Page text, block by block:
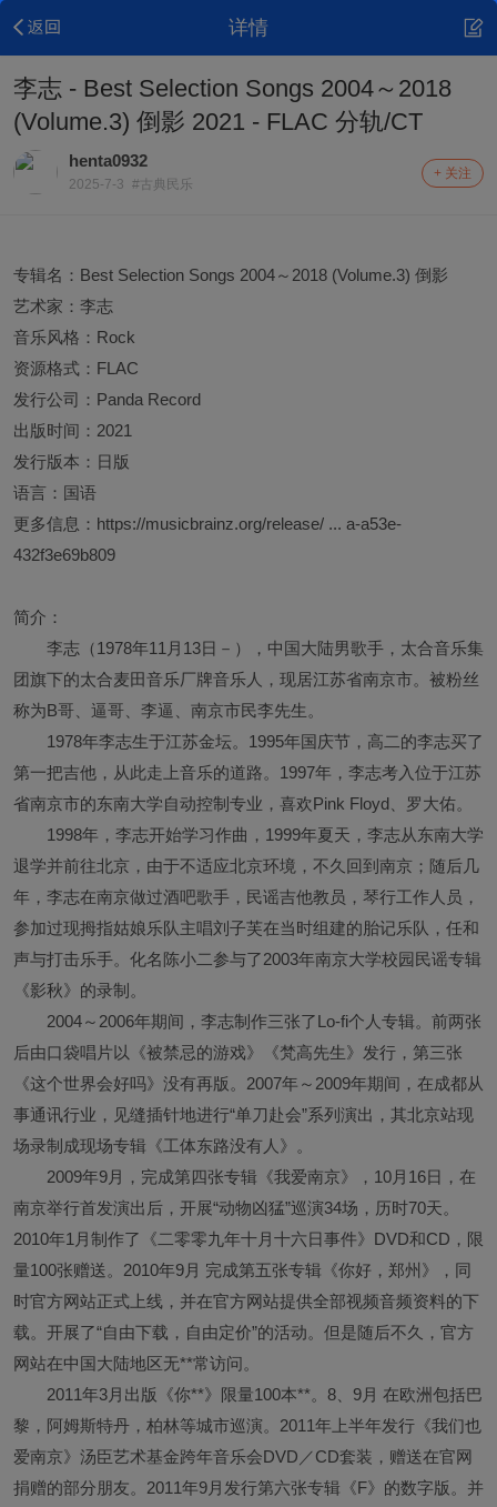
详情
李志 - Best Selection Songs 2004～2018
(Volume.3) 倒影 2021 - FLAC 分轨/CT
henta0932
2025-7-3 #古典民乐
+ 关注
专辑名：Best Selection Songs 2004～2018 (Volume.3) 倒影
艺术家：李志
音乐风格：Rock
资源格式：FLAC
发行公司：Panda Record
出版时间：2021
发行版本：日版
语言：国语
更多信息： https://musicbrainz.org/release/ ... a-a53e-
432f3e69b809
简介：
李志（1978年11月13日－），中国大陆男歌手，太合音乐集
团旗下的太合麦田音乐厂牌音乐人，现居江苏省南京市。被粉丝
称为B哥、逼哥、李逼、南京市民李先生。
1978年李志生于江苏金坛。1995年国庆节，高二的李志买了
第一把吉他，从此走上音乐的道路。1997年，李志考入位于江苏
省南京市的东南大学自动控制专业，喜欢Pink Floyd、罗大佑。
1998年，李志开始学习作曲，1999年夏天，李志从东南大学
退学并前往北京，由于不适应北京环境，不久回到南京；随后几
年，李志在南京做过酒吧歌手，民谣吉他教员，琴行工作人员，
参加过现拇指姑娘乐队主唱刘子芙在当时组建的胎记乐队，任和
声与打击乐手。化名陈小二参与了2003年南京大学校园民谣专辑
《影秋》的录制。
2004～2006年期间，李志制作三张了Lo-fi个人专辑。前两张
后由口袋唱片以《被禁忌的游戏》《梵高先生》发行，第三张
《这个世界会好吗》没有再版。2007年～2009年期间，在成都从
事通讯行业，见缝插针地进行“单刀赴会”系列演出，其北京站现
场录制成现场专辑《工体东路没有人》。
2009年9月，完成第四张专辑《我爱南京》，10月16日，在
南京举行首发演出后，开展“动物凶猛”巡演34场，历时70天。
2010年1月制作了《二零零九年十月十六日事件》DVD和CD，限
量100张赠送。2010年9月 完成第五张专辑《你好，郑州》，同
时官方网站正式上线，并在官方网站提供全部视频音频资料的下
载。开展了“自由下载，自由定价”的活动。但是随后不久，官方
网站在中国大陆地区无**常访问。
2011年3月出版《你**》限量100本**。8、9月 在欧洲包括巴
黎，阿姆斯特丹，柏林等城市巡演。2011年上半年发行《我们也
爱南京》汤臣艺术基金跨年音乐会DVD／CD套装，赠送在官网
捐赠的部分朋友。2011年9月发行第六张专辑《F》的数字版。并